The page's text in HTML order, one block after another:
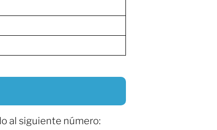
al siguiente número: